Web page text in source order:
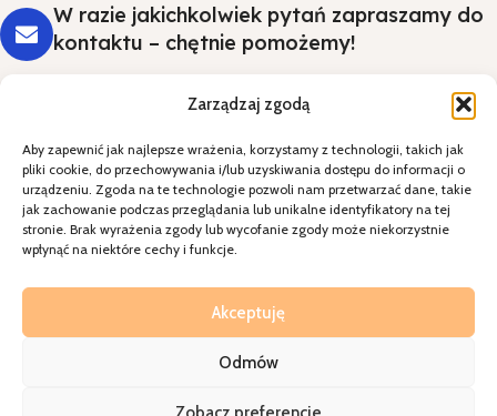
Zarządzaj zgodą
Aby zapewnić jak najlepsze wrażenia, korzystamy z technologii, takich jak
pliki cookie, do przechowywania i/lub uzyskiwania dostępu do informacji o
urządzeniu. Zgoda na te technologie pozwoli nam przetwarzać dane, takie
jak zachowanie podczas przeglądania lub unikalne identyfikatory na tej
stronie. Brak wyrażenia zgody lub wycofanie zgody może niekorzystnie
wpłynąć na niektóre cechy i funkcje.
Akceptuję
Odmów
W razie jakichkolwiek pytań zapraszamy do
kontaktu – chętnie pomożemy!
Styl i wygoda na Twoim stole - wybierz
jakość, która robi wrażenie.
Kategorie
2026Realziacja=